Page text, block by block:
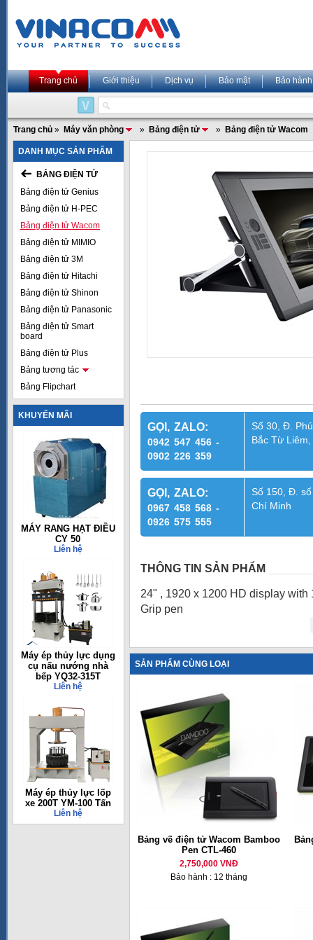
Trang chủ Giới thiệu Dịch vụ Bảo mật Bảo hành
Trang chủ » Máy văn phòng » Bảng điện tử » Bảng điện tử Wacom
DANH MỤC SẢN PHẨM
BẢNG ĐIỆN TỬ
Bảng điện tử Genius
Bảng điện tử H-PEC
Bảng điện tử Wacom
Bảng điện tử MIMIO
Bảng điện tử 3M
Bảng điện tử Hitachi
Bảng điện tử Shinon
Bảng điện tử Panasonic
Bảng điện tử Smart
board
Bảng điện tử Plus
Bảng tương tác
Bảng Flipchart
KHUYẾN MÃI
MÁY RANG HẠT ĐIỀU
CY 50
Liên hệ
Máy ép thủy lực dụng
cụ nấu nướng nhà
bếp YQ32-315T
Liên hệ
Máy ép thủy lực lốp
xe 200T YM-100 Tấn
Liên hệ
GỌI, ZALO:
0942 547 456 -
0902 226 359
Số 30, Đ.
Bắc Từ
GỌI, ZALO:
0967 458 568 -
0926 575 555
Số 150, Đ.
Chí Minh
THÔNG TIN SẢN PHẨM
24" , 1920 x 1200 HD display
Grip pen
SẢN PHẨM CÙNG LOẠI
Bảng vẽ điện tử Wacom Bamboo
Pen CTL-460
2,750,000 VNĐ
Bảo hành : 12 tháng